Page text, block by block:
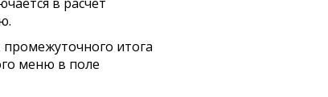
итога
меню в поле